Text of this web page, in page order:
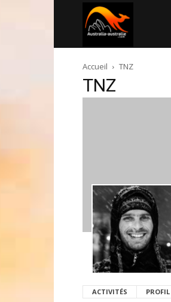
Accueil TNZ
TNZ
ACTIVITÉS PROFIL